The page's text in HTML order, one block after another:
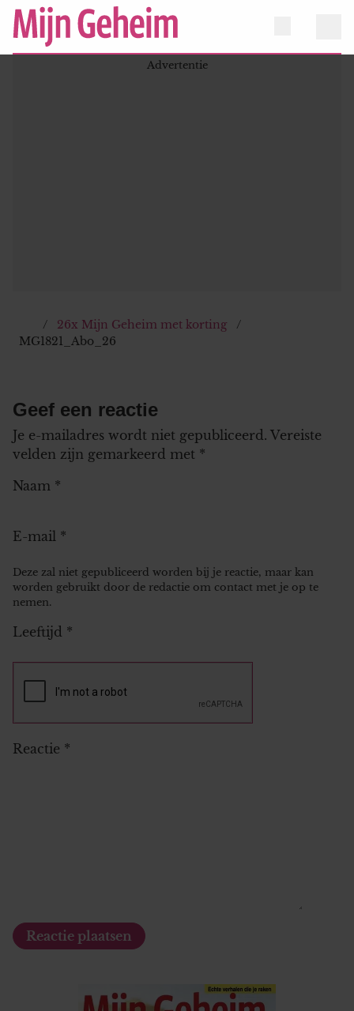
26x Mijn Geheim met korting
MG1821_Abo_26
Geef een reactie
Je e-mailadres wordt niet gepubliceerd. Vereiste
velden zijn gemarkeerd met *
Naam *
E-mail *
Deze zal niet gepubliceerd worden bij je reactie, maar kan
worden gebruikt door de redactie om contact met je op te
nemen.
Leeftijd *
Reactie *